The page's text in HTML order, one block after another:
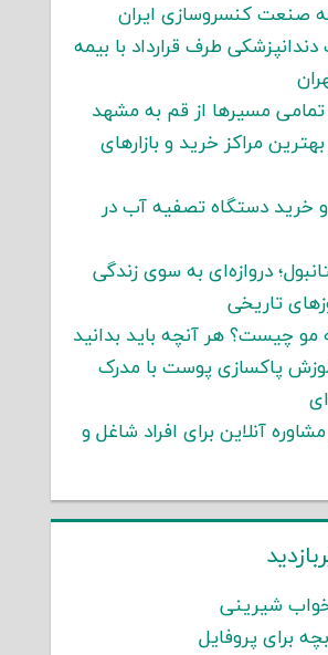
صنعت کنسروسازی ایران
طرف قرارداد با بیمه
مسیرها از قم به مشهد
مراکز خرید و بازارهای
خرید دستگاه تصفیه آب در
دروازه‌ای به سوی زندگی
تاریخی
مو چیست؟ هر آنچه باید بدانید
پاکسازی پوست با مدرک
آنلاین برای افراد شاغل و
شیرینی
برای پروفایل